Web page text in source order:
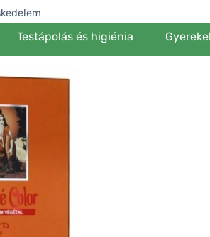
Testápolás és higiénia